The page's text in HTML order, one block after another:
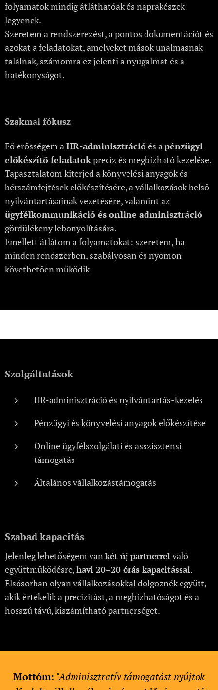
folyamatok mindig átláthatóak és naprakészek
legyenek.
Szeretem a rendszerezést, a pontos dokumentációt és
azokat a feladatokat, amelyeket mások unalmasnak
találnak, számomra ez jelenti a nyugalmat és a
hatékonyságot.
Szakmai fókusz
Fő erősségem aHR-adminisztrációés apénzügyi
előkészítő feladatokprecíz és megbízható kezelése.
Tapasztalatom kiterjed a könyvelési anyagok és
bérszámfejtések előkészítésére, a vállalkozások belső
nyilvántartásainak vezetésére, valamint az
ügyfélkommunikáció és online adminisztráció
gördülékeny lebonyolítására.
Emellett átlátom a folyamatokat: szeretem, ha
minden rendszerben, szabályosan és nyomon
követhetően működik.
Szolgáltatások
HR-adminisztráció és nyilvántartás-kezelés
Pénzügyi és könyvelési anyagok előkészítése
Online ügyfélszolgálati és asszisztensi
támogatás
Általános vállalkozástámogatás
Szabad kapacitás
Jelenleg lehetőségem vankét új partnerrelvaló
együttműködésre,havi 20–20 órás kapacitással.
Elsősorban olyan vállalkozásokkal dolgoznék együtt,
akik értékelik a precizitást, a megbízhatóságot és a
hosszú távú, kiszámítható partnerséget.
Mottóm: "Adminisztratív támogatást nyújtok